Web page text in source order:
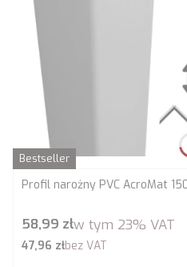
Bestseller
Profil narożny PVC AcroMat
Cena brutto
58,99 złw tym 23% VAT
Cena netto
47,96 złbez VAT